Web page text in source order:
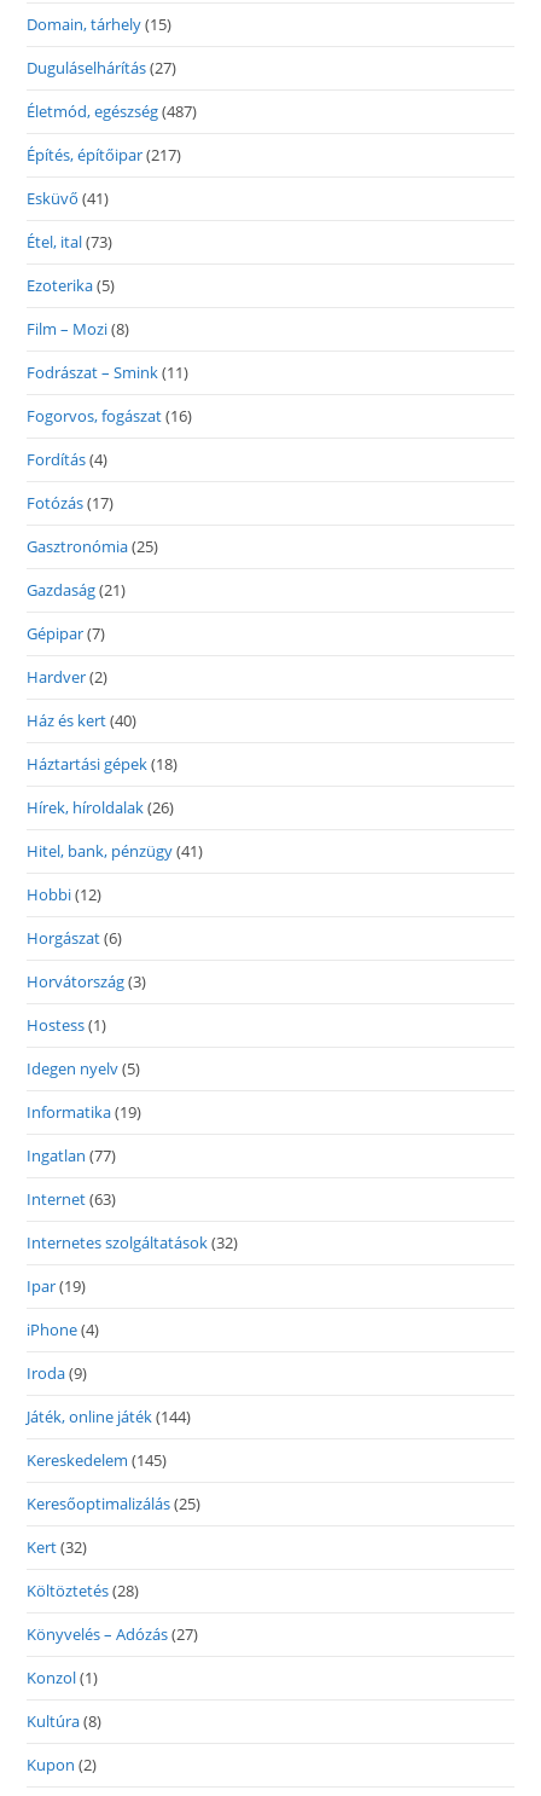
Domain, tárhely(15)
Duguláselhárítás(27)
Életmód, egészség(487)
Építés, építőipar(217)
Esküvő (41)
Étel, ital(73)
Ezoterika(5)
Film – Mozi(8)
Fodrászat – Smink(11)
Fogorvos, fogászat(16)
Fordítás(4)
Fotózás(17)
Gasztronómia(25)
Gazdaság(21)
Gépipar(7)
Hardver(2)
Ház és kert(40)
Háztartási gépek(18)
Hírek, híroldalak(26)
Hitel, bank, pénzügy(41)
Hobbi(12)
Horgászat(6)
Horvátország(3)
Hostess(1)
Idegen nyelv(5)
Informatika(19)
Ingatlan (77)
Internet(63)
Internetes szolgáltatások(32)
Ipar(19)
iPhone(4)
Iroda(9)
Játék, online játék(144)
Kereskedelem (145)
Keresőoptimalizálás(25)
Kert(32)
Költöztetés(28)
Könyvelés – Adózás(27)
Konzol(1)
Kultúra(8)
Kupon (2)